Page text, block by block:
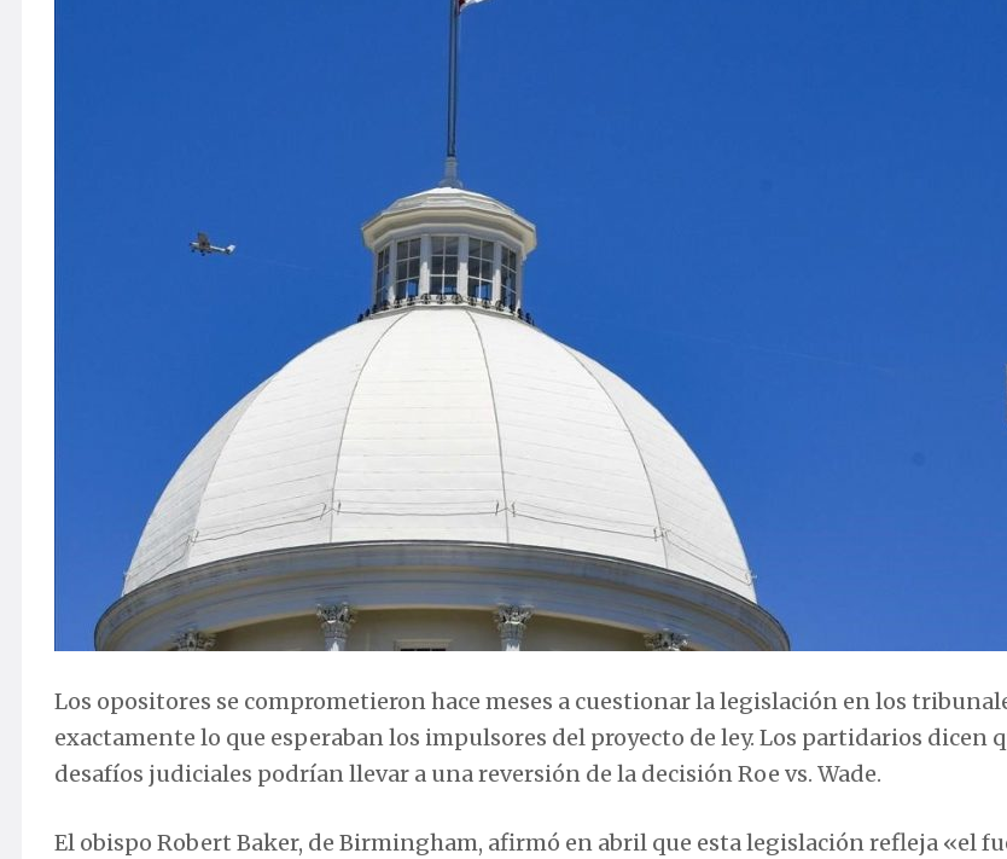
Los opositores se comprometieron hace meses a cuestionar la legislación en los
exactamente lo que esperaban los impulsores del proyecto de ley. Los partidarios dicen
desafíos judiciales podrían llevar a una reversión de la decisión Roe vs. Wade.
El obispo Robert Baker, de Birmingham, afirmó en abril que esta legislación refleja «el